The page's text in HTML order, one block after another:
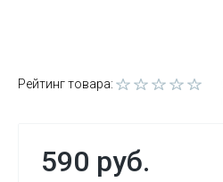
Рейтинг товара:
590 руб.